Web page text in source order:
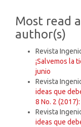
Most read
author(s)
Revista
¡Salvemos la
junio
Revista
ideas que
8 No. 2
Revista
ideas que